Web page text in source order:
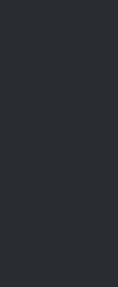
THE NEXT TIME I COMMENT.